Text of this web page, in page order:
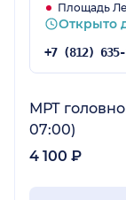
Площадь
Открыто
МРТ
07:00)
4 100 ₽